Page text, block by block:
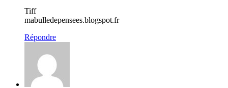
Tiff
mabulledepensees.blogspot.fr
Répondre